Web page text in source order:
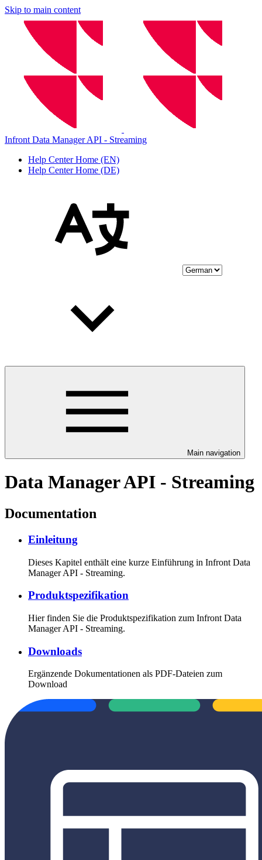
Skip to main content
Infront Data Manager API - Streaming
Help Center Home (EN)
Help Center Home (DE)
Main navigation
Data Manager API - Streaming
Documentation
Einleitung
Dieses Kapitel enthält eine kurze Einführung in Infront Data
Manager API - Streaming.
Produktspezifikation
Hier finden Sie die Produktspezifikation zum Infront Data
Manager API - Streaming.
Downloads
Ergänzende Dokumentationen als PDF-Dateien zum
Download